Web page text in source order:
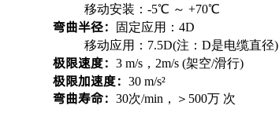
移动安装：-5℃ ～+70℃
弯曲半径：
固定应用：4D
移动应用：7.5D(注：D是电缆直径)
极限速度：3 m/s，2m/s (架空/滑行)
极限加速度：30 m/s²
弯曲寿命：30次/min，＞500万 次